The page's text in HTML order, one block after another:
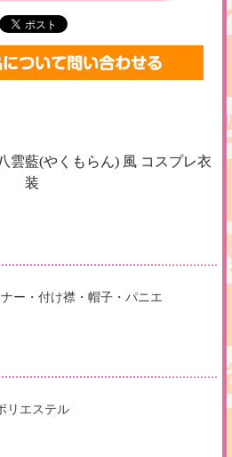
雲藍(やくもらん) 風 コスプレ衣
装
ー・付け襟・帽子・パニエ
リエステル